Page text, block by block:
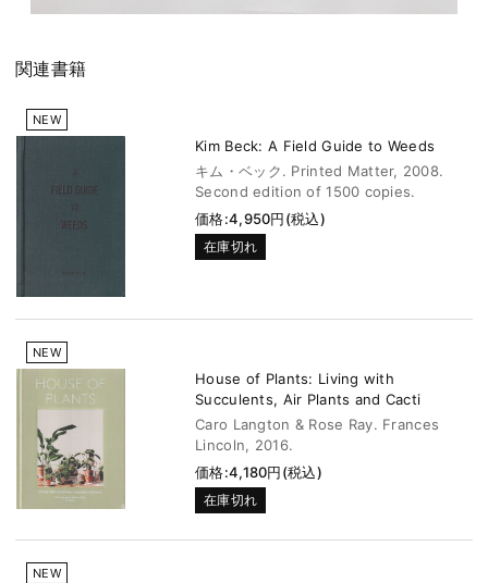
関連書籍
NEW
Kim Beck: A Field Guide to Weeds
キム・ベック. Printed Matter, 2008.
Second edition of 1500 copies.
価格:4,950円(税込)
在庫切れ
NEW
House of Plants: Living with
Succulents, Air Plants and Cacti
Caro Langton & Rose Ray. Frances
Lincoln, 2016.
価格:4,180円(税込)
在庫切れ
NEW